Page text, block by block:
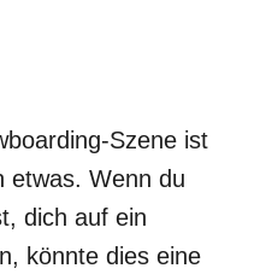
Szene ist
etwas. Wenn du
dich auf ein
könnte dies eine